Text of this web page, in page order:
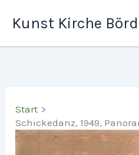
InhaltKunst Kirche
Start
Schickedanz, 1949,